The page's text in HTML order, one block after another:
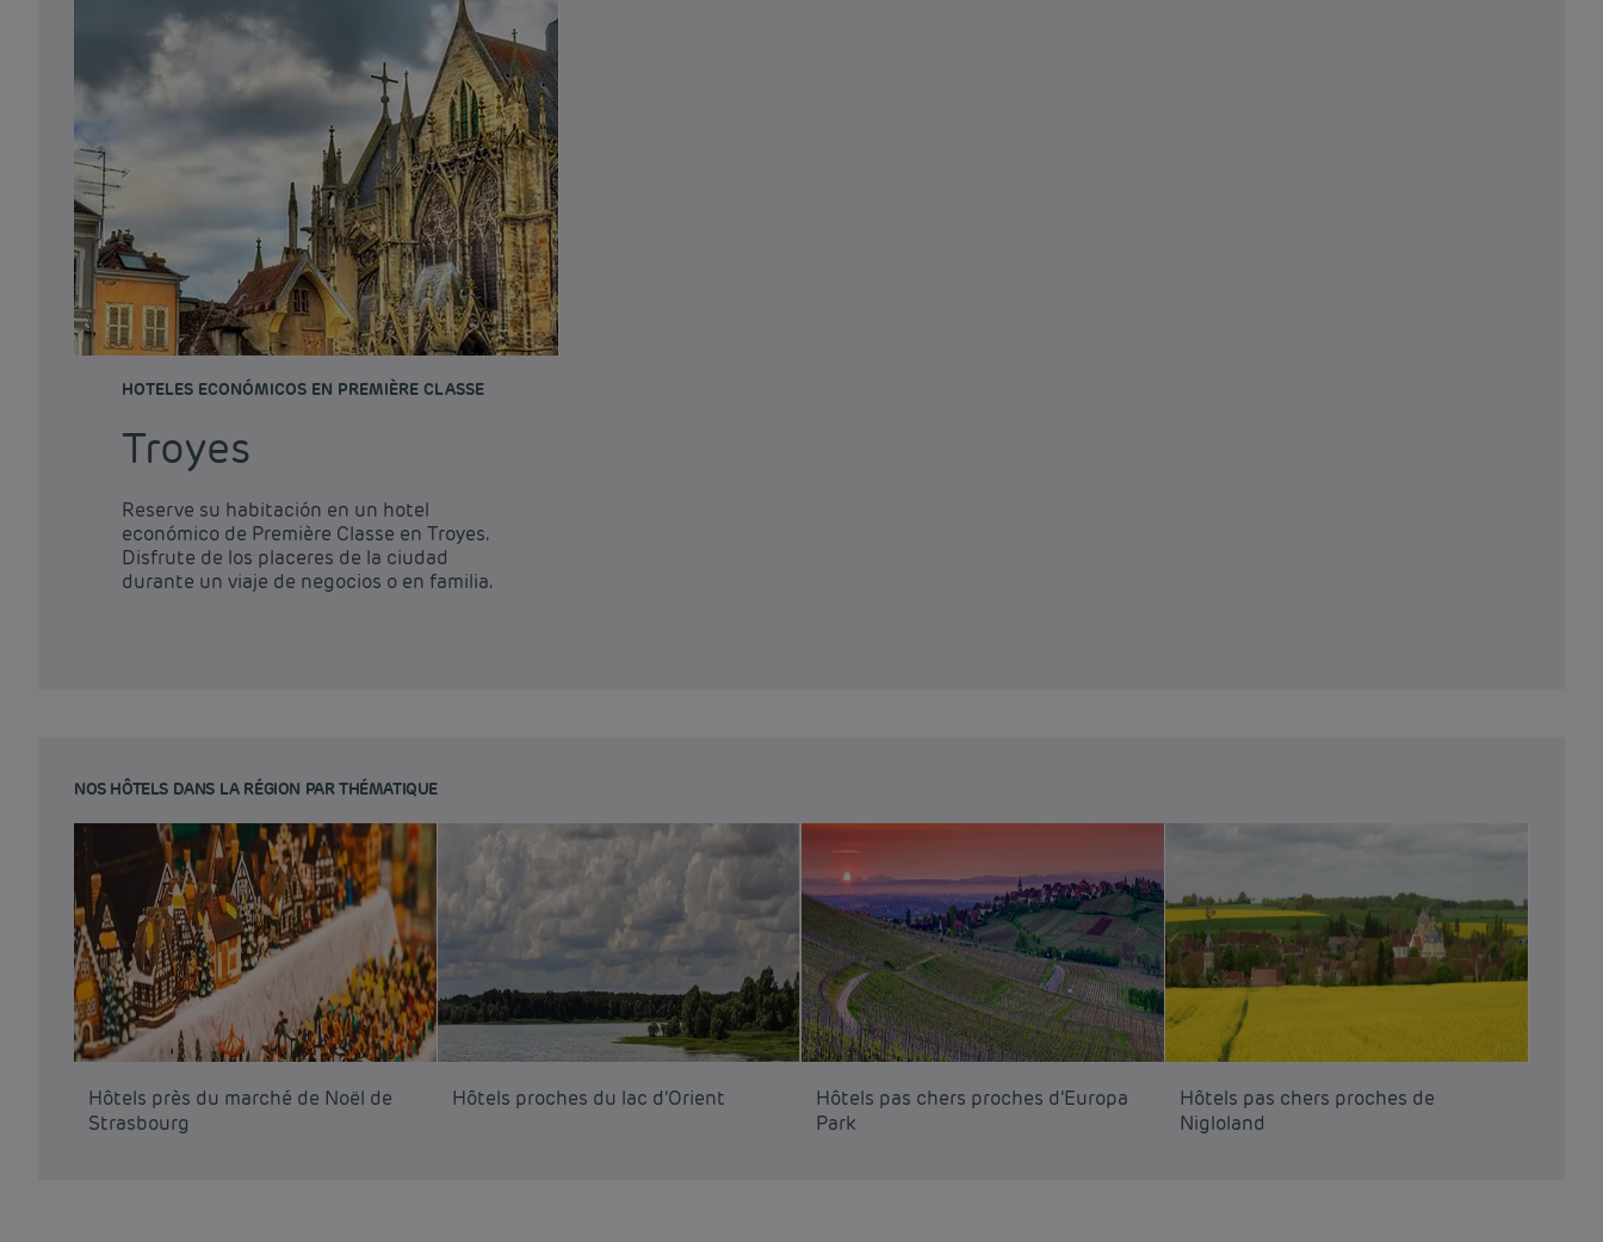
HOTELES ECONÓMICOS EN PREMIÈRE CLASSE
Troyes
Reserve su habitación en un hotel
económico de Première Classe en Troyes.
Disfrute de los placeres de la ciudad
durante un viaje de negocios o en familia.
NOS HÔTELS DANS LA RÉGION PAR THÉMATIQUE
Hôtels près du marché de Noël de
Strasbourg
Hôtels proches du lac d’Orient
Hôtels pas chers proches d’Europa
Park
Hôtels pas chers proches de
Nigloland